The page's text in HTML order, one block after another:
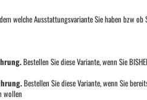
welche Ausstattungsvariante Sie haben bzw
Bestellen Sie diese Variante, wenn Sie
Bestellen Sie diese Variante, wenn Sie
wollen